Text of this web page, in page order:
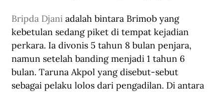
Bripda Djani adalah bintara Brimob yang
kebetulan sedang piket di tempat kejadian
perkara. Ia divonis 5 tahun 8 bulan penjara,
namun setelah banding menjadi 1 tahun 6
bulan. Taruna Akpol yang disebut-sebut
sebagai pelaku lolos dari pengadilan. Di antara